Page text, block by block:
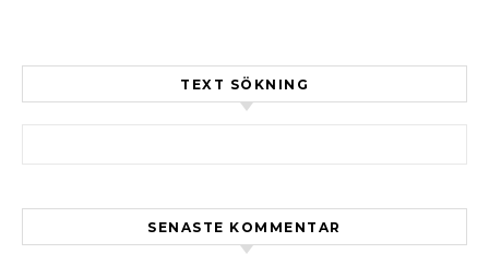
TEXT SÖKNING
SENASTE KOMMENTAR